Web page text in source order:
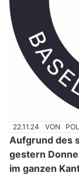
22.11.24 VON
Aufgrund des
gestern
im ganzen